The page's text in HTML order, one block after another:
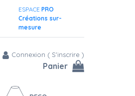
ESPACE PRO
Créations sur-
mesure
Connexion ( S'inscrire )
Panier